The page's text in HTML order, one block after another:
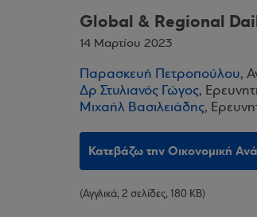
Global & Regional
14 Μαρτίου 2023
Παρασκευή Πετροπούλου,
Δρ Στυλιανός Γώγος,
Μιχαήλ Βασιλειάδης,
Κατεβάζω την Οικονομική
(Αγγλικά, 2 σελίδες, 180 KB)